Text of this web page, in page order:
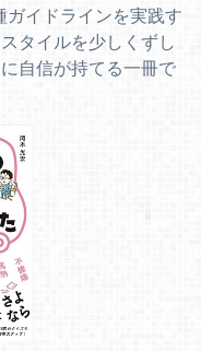
イドラインを実践す
タイルを少しくずし
自信が持てる一冊で